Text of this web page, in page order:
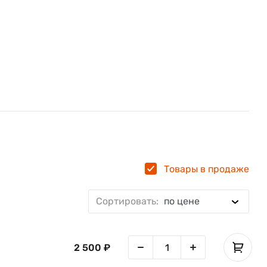
Товары в продаже
Сортировать: по цене
2 500 ₽